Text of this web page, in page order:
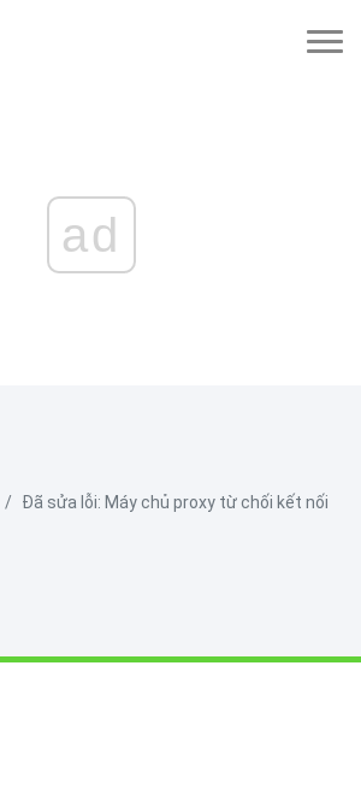
ad
Đã sửa lỗi: Máy chủ proxy từ chối kết nối